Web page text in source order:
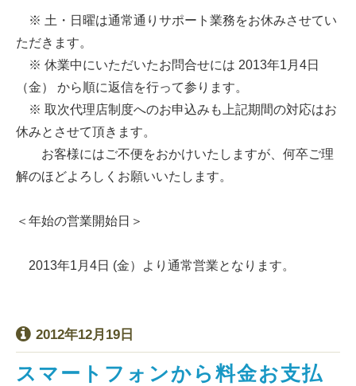
※ 土・日曜は通常通りサポート業務をお休みさせてい
ただきます。
※ 休業中にいただいたお問合せには 2013年1月4日
（金） から順に返信を行って参ります。
※ 取次代理店制度へのお申込みも上記期間の対応はお
休みとさせて頂きます。
お客様にはご不便をおかけいたしますが、何卒ご理
解のほどよろしくお願いいたします。
＜年始の営業開始日＞
2013年1月4日 (金）より通常営業となります。
2012年12月19日
スマートフォンから料金お支払